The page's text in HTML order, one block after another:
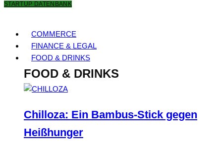
STARTUP DATENBANK
COMMERCE
FINANCE & LEGAL
FOOD & DRINKS
FOOD & DRINKS
Chilloza: Ein Bambus-Stick gegen
Heißhunger